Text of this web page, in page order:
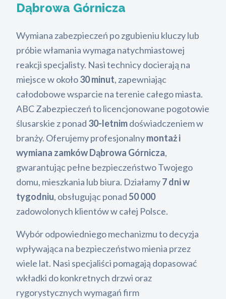
Dąbrowa Górnicza
Wymiana zabezpieczeń po zgubieniu kluczy lub
próbie włamania wymaga natychmiastowej
reakcji specjalisty. Nasi technicy docierają na
miejsce w około30 minut, zapewniając
całodobowe wsparcie na terenie całego miasta.
ABC Zabezpieczeń to licencjonowane pogotowie
ślusarskie z ponad 30-letnimdoświadczeniem w
branży. Oferujemy profesjonalnymontaż i
wymiana zamków Dąbrowa Górnicza,
gwarantując pełne bezpieczeństwo Twojego
domu, mieszkania lub biura. Działamy7 dni w
tygodniu, obsługując ponad50 000
zadowolonych klientów w całej Polsce.
Wybór odpowiedniego mechanizmu to decyzja
wpływająca na bezpieczeństwo mienia przez
wiele lat. Nasi specjaliści pomagają dopasować
wkładki do konkretnych drzwi oraz
rygorystycznych wymagań firm